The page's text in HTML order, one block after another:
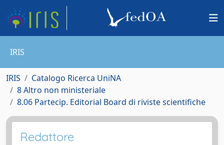
IRIS
IRIS
Catalogo Ricerca UniNA
8 Altro non ministeriale
8.06 Partecip. Editorial Board di riviste scientifiche
Redattore